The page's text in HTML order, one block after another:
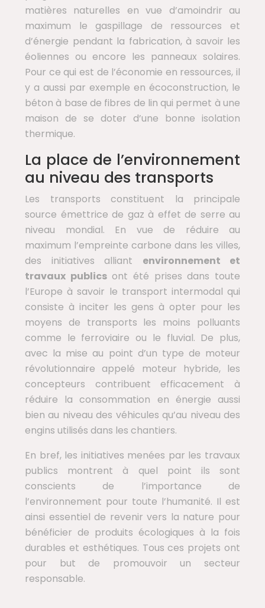
matières naturelles en vue d’amoindrir au
maximum le gaspillage de ressources et
d’énergie pendant la fabrication, à savoir les
éoliennes ou encore les panneaux solaires.
Pour ce qui est de l’économie en ressources, il
y a aussi par exemple en écoconstruction, le
béton à base de fibres de lin qui permet à une
maison de se doter d’une bonne isolation
thermique.
La place de l’environnement
au niveau des transports
Les transports constituent la principale
source émettrice de gaz à effet de serre au
niveau mondial. En vue de réduire au
maximum l’empreinte carbone dans les villes,
des initiatives alliant environnement et
travaux publicsont été prises dans toute
l’Europe à savoir le transport intermodal qui
consiste à inciter les gens à opter pour les
moyens de transports les moins polluants
comme le ferroviaire ou le fluvial. De plus,
avec la mise au point d’un type de moteur
révolutionnaire appelé moteur hybride, les
concepteurs contribuent efficacement à
réduire la consommation en énergie aussi
bien au niveau des véhicules qu’au niveau des
engins utilisés dans les chantiers.
En bref, les initiatives menées par les travaux
publics montrent à quel point ils sont
conscients de l’importance de
l’environnement pour toute l’humanité. Il est
ainsi essentiel de revenir vers la nature pour
bénéficier de produits écologiques à la fois
durables et esthétiques. Tous ces projets ont
pour but de promouvoir un secteur
responsable.